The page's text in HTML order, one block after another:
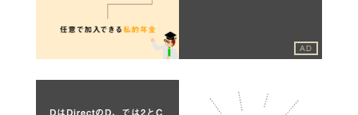
AD
DはDirectのD、では2とC